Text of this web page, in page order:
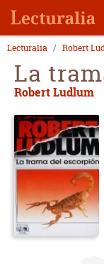
Lecturalia Robert
La
Robert Ludlum